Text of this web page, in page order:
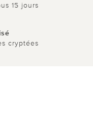
15 jours
cryptées